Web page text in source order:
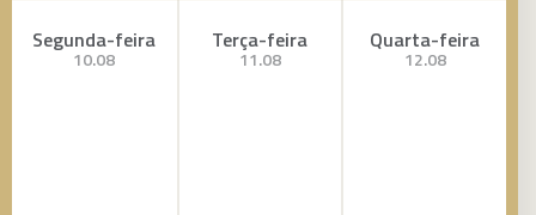
Segunda-feira
10.08
Terça-feira
11.08
Quarta-feira
12.08